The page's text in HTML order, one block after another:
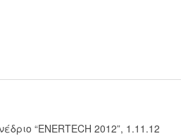
“ENERTECH 2012”, 1.11.12